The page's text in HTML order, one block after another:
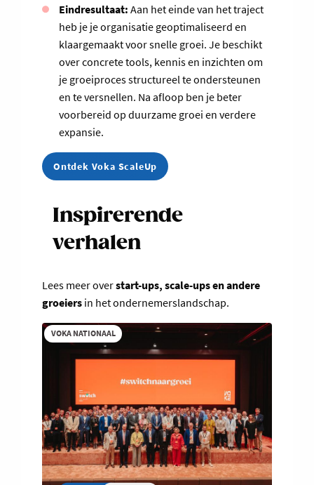
Eindresultaat: Aan het einde van het traject
heb je je organisatie geoptimaliseerd en
klaargemaakt voor snelle groei. Je beschikt
over concrete tools, kennis en inzichten om
je groeiproces structureel te ondersteunen
en te versnellen. Na afloop ben je beter
voorbereid op duurzame groei en verdere
expansie.
Ontdek Voka ScaleUp
Inspirerende
verhalen
Lees meer overstart-ups, scale-ups en andere
groeiers in het ondernemerslandschap.
VOKA NATIONAAL